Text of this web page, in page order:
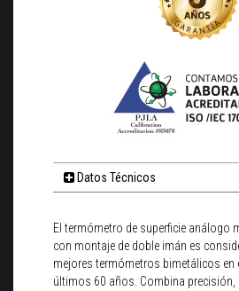
Datos Técnicos
El termómetro de superficie análogo
con montaje de doble imán es
mejores termómetros bimetálicos en
últimos 60 años. Combina precisión,